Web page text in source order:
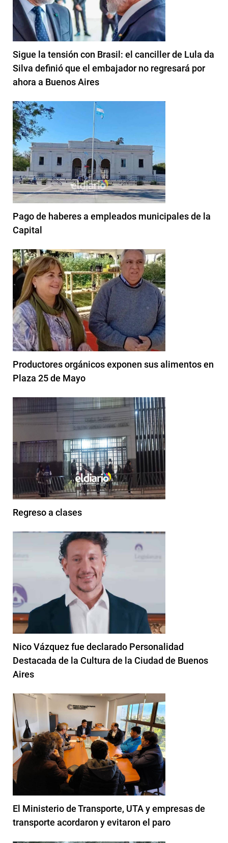
Sigue la tensión con Brasil: el canciller de Lula da
Silva definió que el embajador no regresará por
ahora a Buenos Aires
Pago de haberes a empleados municipales de la
Capital
Productores orgánicos exponen sus alimentos en
Plaza 25 de Mayo
Regreso a clases
Nico Vázquez fue declarado Personalidad
Destacada de la Cultura de la Ciudad de Buenos
Aires
El Ministerio de Transporte, UTA y empresas de
transporte acordaron y evitaron el paro